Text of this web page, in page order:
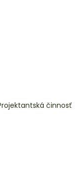
činnosť